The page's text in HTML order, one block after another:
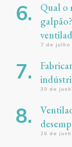
Qual o
7 de julho
30 de
26 de